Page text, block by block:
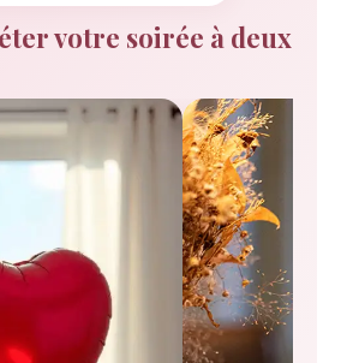
votre soirée à deux